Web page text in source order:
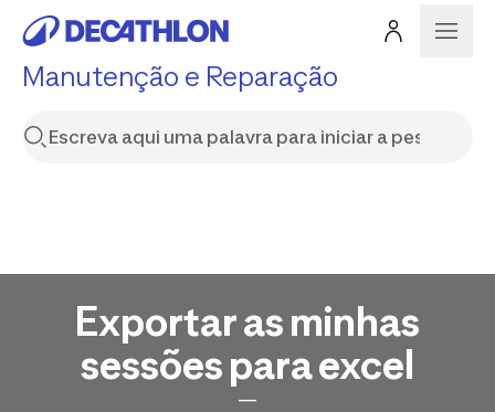
Manutenção e Reparação
Exportar as minhas
sessões para excel
—